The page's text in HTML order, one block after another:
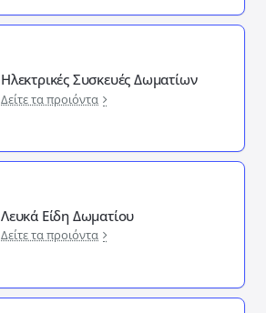
Ηλεκτρικές Συσκευές Δωματίων
Δείτε τα προιόντα
Λευκά Είδη Δωματίου
Δείτε τα προιόντα